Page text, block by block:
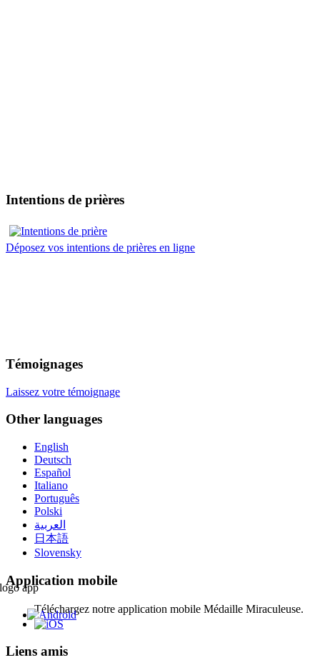
Intentions de prières
Déposez vos intentions de prières en ligne
Témoignages
Laissez votre témoignage
Other languages
English
Deutsch
Español
Italiano
Português
Polski
العربية
日本語
Slovensky
Application mobile
Téléchargez notre application mobile Médaille Miraculeuse.
Liens amis